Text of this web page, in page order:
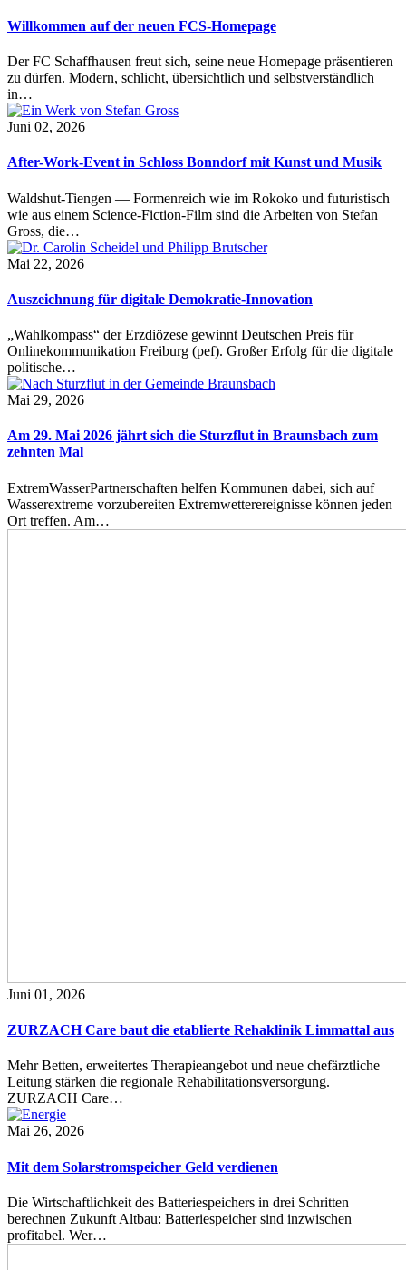
Willkommen auf der neuen FCS-Homepage
Der FC Schaffhausen freut sich, seine neue Homepage präsentieren
zu dürfen. Modern, schlicht, übersichtlich und selbstverständlich
in…
Juni 02, 2026
After-Work-Event in Schloss Bonndorf mit Kunst und Musik
Waldshut-Tiengen — Formenreich wie im Rokoko und futuristisch
wie aus einem Science-Fiction-Film sind die Arbeiten von Stefan
Gross, die…
Mai 22, 2026
Auszeichnung für digitale Demokratie-Innovation
„Wahlkompass“ der Erzdiözese gewinnt Deutschen Preis für
Onlinekommunikation Freiburg (pef). Großer Erfolg für die digitale
politische…
Mai 29, 2026
Am 29. Mai 2026 jährt sich die Sturzflut in Braunsbach zum
zehnten Mal
ExtremWasserPartnerschaften helfen Kommunen dabei, sich auf
Wasserextreme vorzubereiten Extremwetterereignisse können jeden
Ort treffen. Am…
Juni 01, 2026
ZURZACH Care baut die etablierte Rehaklinik Limmattal aus
Mehr Betten, erweitertes Therapieangebot und neue chefärztliche
Leitung stärken die regionale Rehabilitationsversorgung.
ZURZACH Care…
Mai 26, 2026
Mit dem Solarstromspeicher Geld verdienen
Die Wirtschaftlichkeit des Batteriespeichers in drei Schritten
berechnen Zukunft Altbau: Batteriespeicher sind inzwischen
profitabel. Wer…